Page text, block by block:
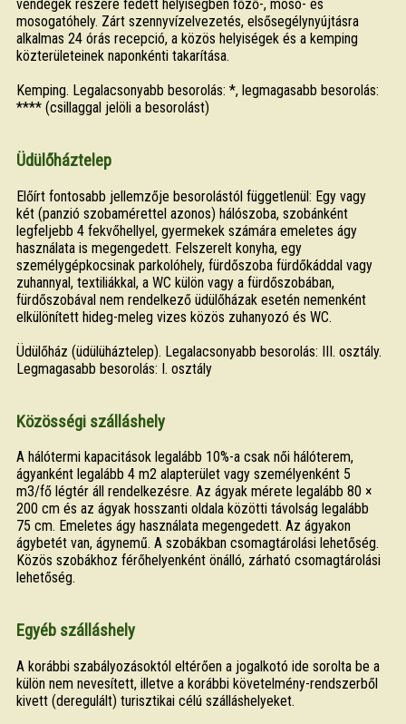
vendégek részére fedett helyiségben főző-, mosó- és
mosogatóhely. Zárt szennyvízelvezetés, elsősegélynyújtásra
alkalmas 24 órás recepció, a közös helyiségek és a kemping
közterületeinek naponkénti takarítása.
Kemping. Legalacsonyabb besorolás: *, legmagasabb besorolás:
**** (csillaggal jelöli a besorolást)
Üdülőháztelep
Előírt fontosabb jellemzője besorolástól függetlenül: Egy vagy
két (panzió szobamérettel azonos) hálószoba, szobánként
legfeljebb 4 fekvőhellyel, gyermekek számára emeletes ágy
használata is megengedett. Felszerelt konyha, egy
személygépkocsinak parkolóhely, fürdőszoba fürdőkáddal vagy
zuhannyal, textiliákkal, a WC külön vagy a fürdőszobában,
fürdőszobával nem rendelkező üdülőházak esetén nemenként
elkülönített hideg-meleg vizes közös zuhanyozó és WC.
Üdülőház (üdülüháztelep). Legalacsonyabb besorolás: III. osztály.
Legmagasabb besorolás: I. osztály
Közösségi szálláshely
A hálótermi kapacitások legalább 10%-a csak női hálóterem,
ágyanként legalább 4 m2 alapterület vagy személyenként 5
m3/fő légtér áll rendelkezésre. Az ágyak mérete legalább 80 ×
200 cm és az ágyak hosszanti oldala közötti távolság legalább
75 cm. Emeletes ágy használata megengedett. Az ágyakon
ágybetét van, ágynemű. A szobákban csomagtárolási lehetőség.
Közös szobákhoz férőhelyenként önálló, zárható csomagtárolási
lehetőség.
Egyéb szálláshely
A korábbi szabályozásoktól eltérően a jogalkotó ide sorolta be a
külön nem nevesített, illetve a korábbi követelmény-rendszerből
kivett (deregulált) turisztikai célú szálláshelyeket.